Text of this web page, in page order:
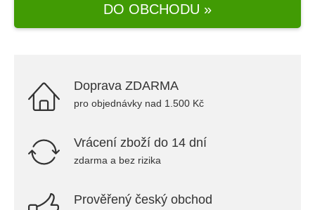
DO OBCHODU »
Doprava ZDARMA
pro objednávky nad 1.500 Kč
Vrácení zboží do 14 dní
zdarma a bez rizika
Prověřený český obchod